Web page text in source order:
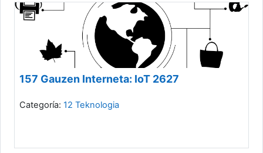
157 Gauzen Interneta: IoT 2627
Categoría: 12 Teknologia